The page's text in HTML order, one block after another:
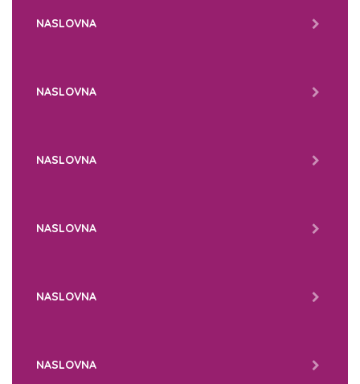
NASLOVNA
NASLOVNA
NASLOVNA
NASLOVNA
NASLOVNA
NASLOVNA